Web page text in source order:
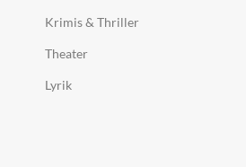
Krimis & Thriller
Theater
Lyrik